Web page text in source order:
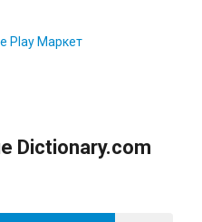
Play Маркет
Dictionary.com